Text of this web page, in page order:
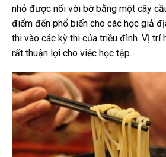
nhỏ được nối với bờ bằng một cây
điểm đến phổ biến cho các học giả
thi vào các kỳ thi của triều đình. Vị trí
rất thuận lợi cho việc học tập.